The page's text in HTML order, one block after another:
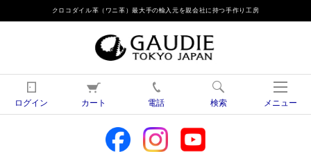
クロコダイル革（ワニ革）最大手の輸入元を親会社に持つ手作り工房
ログイン カート 電話 検索 メニュー